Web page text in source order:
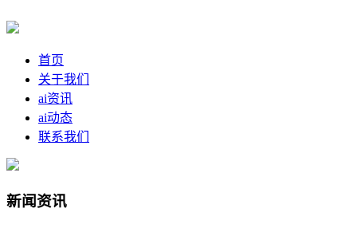
首页
关于我们
ai资讯
ai动态
联系我们
新闻资讯